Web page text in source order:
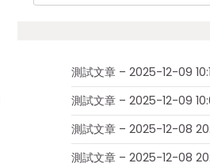
測試文章 – 2025-12-09
測試文章 – 2025-12-09
測試文章 – 2025-12-08
測試文章 – 2025-12-08